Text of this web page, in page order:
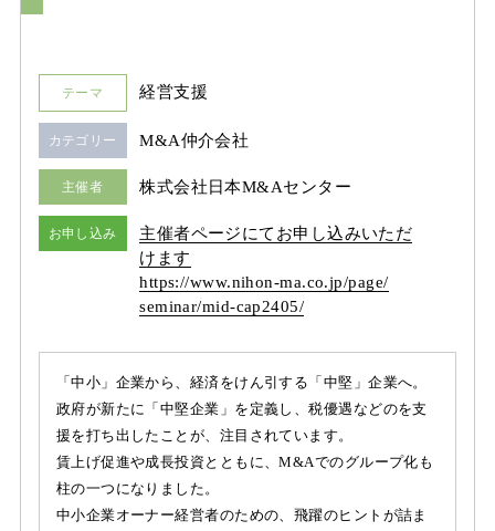
カテゴリー M&A仲介会社
テーマ 経営支援
主催者 株式会社日本M&Aセンター
お申し込み
主催者ページにてお申し込みいただ
けます
https://www.nihon-ma.co.jp/page/
seminar/mid-cap2405/
「中小」企業から、経済をけん引する「中堅」企業へ。
政府が新たに「中堅企業」を定義し、税優遇などのを支
援を打ち出したことが、注目されています。
賃上げ促進や成長投資とともに、M&Aでのグループ化も
柱の一つになりました。
中小企業オーナー経営者のための、飛躍のヒントが詰ま